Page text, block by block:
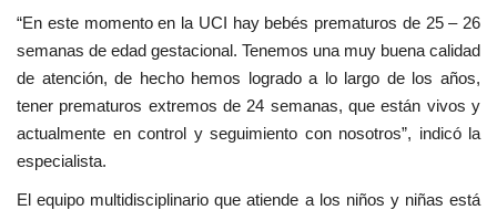
“En este momento en la UCI hay bebés prematuros de 25 – 26
semanas de edad gestacional. Tenemos una muy buena calidad
de atención, de hecho hemos logrado a lo largo de los años,
tener prematuros extremos de 24 semanas, que están vivos y
actualmente en control y seguimiento con nosotros”, indicó la
especialista.
El equipo multidisciplinario que atiende a los niños y niñas está